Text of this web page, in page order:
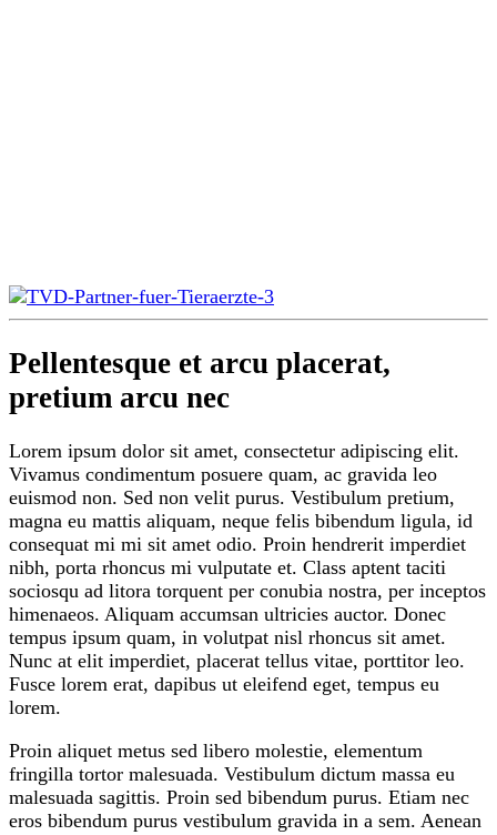
Pellentesque et arcu placerat,
pretium arcu nec
Lorem ipsum dolor sit amet, consectetur adipiscing elit.
Vivamus condimentum posuere quam, ac gravida leo
euismod non. Sed non velit purus. Vestibulum pretium,
magna eu mattis aliquam, neque felis bibendum ligula, id
consequat mi mi sit amet odio. Proin hendrerit imperdiet
nibh, porta rhoncus mi vulputate et. Class aptent taciti
sociosqu ad litora torquent per conubia nostra, per inceptos
himenaeos. Aliquam accumsan ultricies auctor. Donec
tempus ipsum quam, in volutpat nisl rhoncus sit amet.
Nunc at elit imperdiet, placerat tellus vitae, porttitor leo.
Fusce lorem erat, dapibus ut eleifend eget, tempus eu
lorem.
Proin aliquet metus sed libero molestie, elementum
fringilla tortor malesuada. Vestibulum dictum massa eu
malesuada sagittis. Proin sed bibendum purus. Etiam nec
eros bibendum purus vestibulum gravida in a sem. Aenean